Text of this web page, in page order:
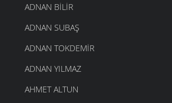
ADNAN BILIR
ADNAN SUBAŞ
ADNAN TOKDEMIR
ADNAN YILMAZ
AHMET ALTUN